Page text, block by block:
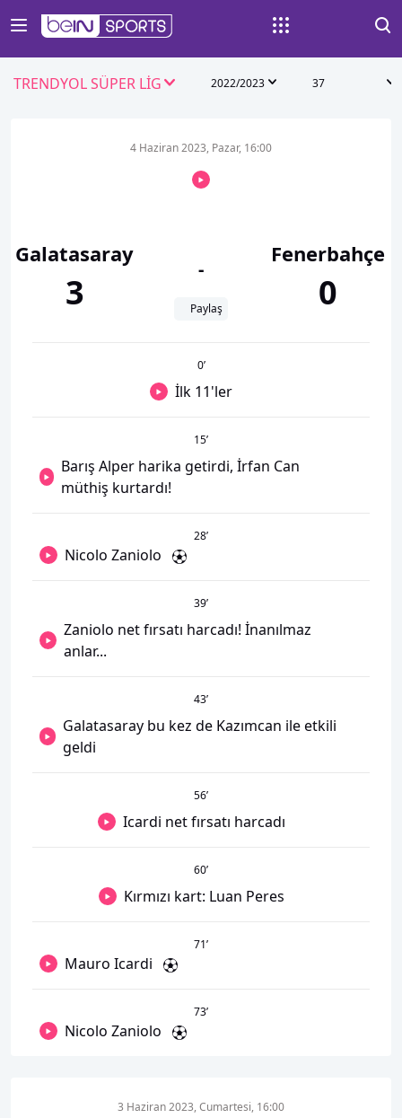
TRENDYOL SÜPER LİG 2022/2023 37
Galatasaray
3
4 Haziran 2023, Pazar, 16:00
-
Paylaş
Fenerbahçe
0
0’
İlk 11'ler
15’
Barış Alper harika getirdi, İrfan Can
müthiş kurtardı!
28’
Nicolo Zaniolo
39’
Zaniolo net fırsatı harcadı! İnanılmaz
anlar...
43’
Galatasaray bu kez de Kazımcan ile etkili
geldi
56’
Icardi net fırsatı harcadı
60’
Kırmızı kart: Luan Peres
71’
Mauro Icardi
73’
Nicolo Zaniolo
3 Haziran 2023, Cumartesi, 16:00